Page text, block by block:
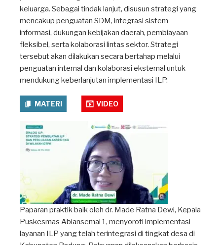
keluarga. Sebagai tindak lanjut, disusun strategi yang
mencakup penguatan SDM, integrasi sistem
informasi, dukungan kebijakan daerah, pembiayaan
fleksibel, serta kolaborasi lintas sektor. Strategi
tersebut akan dilakukan secara bertahap melalui
penguatan internal dan kolaborasi eksternal untuk
mendukung keberlanjutan implementasi ILP.
MATERI VIDEO
Paparan praktik baik oleh dr. Made Ratna Dewi, Kepala
Puskesmas Abiansemal 1, menyoroti implementasi
layanan ILP yang telah terintegrasi di tingkat desa di